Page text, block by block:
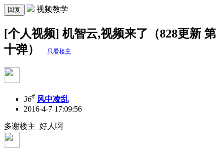
回复 视频教学
[个人视频] 机智云,视频来了（828更新 第
十弹）
只看楼主
36# 风中凌乱
2016-4-7 17:09:56
多谢楼主 好人啊